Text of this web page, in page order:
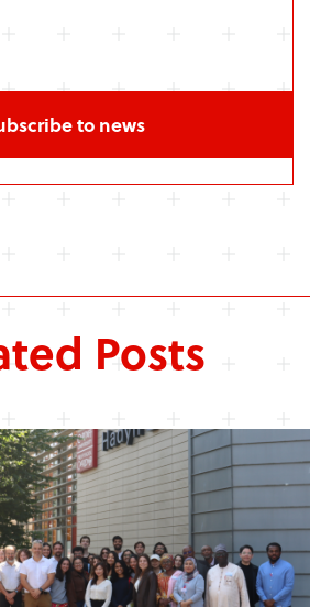
Cyfathrebu ar gyfer yr
CYF Prifysgol Caerdydd.
to news
Posts